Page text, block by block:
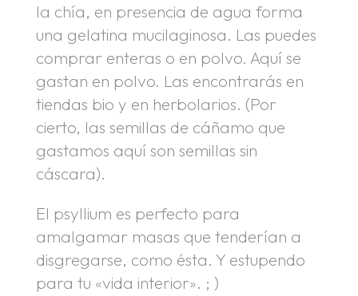
la chía, en presencia de agua forma
una gelatina mucilaginosa. Las puedes
comprar enteras o en polvo. Aquí se
gastan en polvo. Las encontrarás en
tiendas bio y en herbolarios. (Por
cierto, las semillas de cáñamo que
gastamos aquí son semillas sin
cáscara).
El psyllium es perfecto para
amalgamar masas que tenderían a
disgregarse, como ésta. Y estupendo
para tu «vida interior». ; )